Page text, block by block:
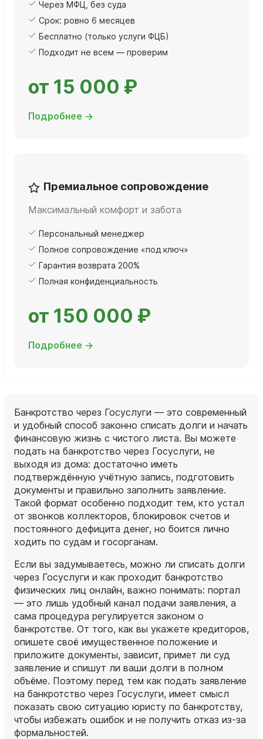
Через МФЦ, без суда
Срок: ровно 6 месяцев
Бесплатно (только услуги ФЦБ)
Подходит не всем — проверим
от 15 000 ₽
Подробнее →
Премиальное сопровождение
Максимальный комфорт и забота
Персональный менеджер
Полное сопровождение «под ключ»
Гарантия возврата 200%
Полная конфиденциальность
от 150 000 ₽
Подробнее →
Банкротство через Госуслуги — это современный
и удобный способ законно списать долги и начать
финансовую жизнь с чистого листа. Вы можете
подать на банкротство через Госуслуги, не
выходя из дома: достаточно иметь
подтверждённую учётную запись, подготовить
документы и правильно заполнить заявление.
Такой формат особенно подходит тем, кто устал
от звонков коллекторов, блокировок счетов и
постоянного дефицита денег, но боится лично
ходить по судам и госорганам.
Если вы задумываетесь, можно ли списать долги
через Госуслуги и как проходит банкротство
физических лиц онлайн, важно понимать: портал
— это лишь удобный канал подачи заявления, а
сама процедура регулируется законом о
банкротстве. От того, как вы укажете кредиторов,
опишете своё имущественное положение и
приложите документы, зависит, примет ли суд
заявление и спишут ли ваши долги в полном
объёме. Поэтому перед тем как подать заявление
на банкротство через Госуслуги, имеет смысл
показать свою ситуацию юристу по банкротству,
чтобы избежать ошибок и не получить отказ из‑за
формальностей.